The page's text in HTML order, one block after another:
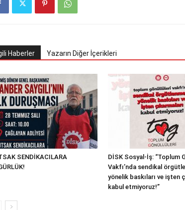
Haberler Yazarın Diğer İçerikleri
SENDİKACILARA
DİSK Sosyal-İş: “Toplum
Vakfı’nda sendikal
yönelik baskıları ve işten
kabul etmiyoruz!”